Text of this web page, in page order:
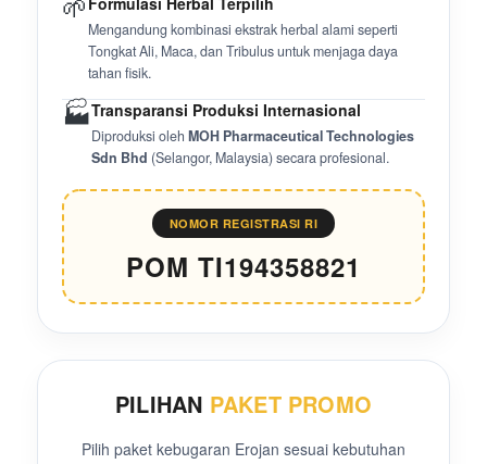
Mengandung kombinasi ekstrak herbal alami seperti
Tongkat Ali, Maca, dan Tribulus untuk menjaga daya
tahan fisik.
🏭Transparansi Produksi Internasional
Diproduksi oleh MOH Pharmaceutical Technologies
Sdn Bhd (Selangor, Malaysia) secara profesional.
NOMOR REGISTRASI RI
POM TI194358821
PILIHAN PAKET PROMO
Pilih paket kebugaran Erojan sesuai kebutuhan